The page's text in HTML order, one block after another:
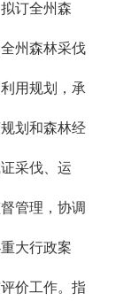
订全州森
州森林采伐
用规划，承
划和森林经
采伐、运
管理，协调
大行政案
价工作。指